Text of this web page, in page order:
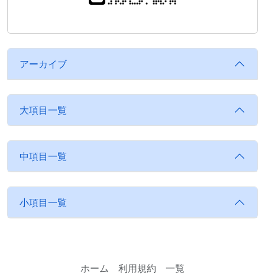
アーカイブ
大項目一覧
中項目一覧
小項目一覧
ホーム 利用規約 一覧